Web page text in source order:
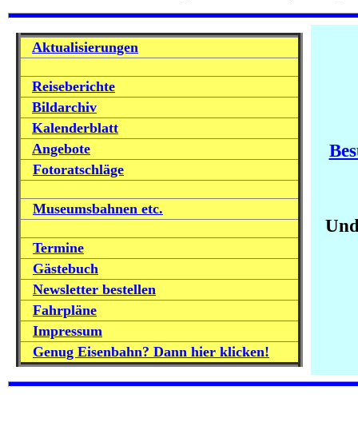
Aktualisierungen
Reiseberichte
Bildarchiv
Kalenderblatt
Angebote
Fotoratschläge
Museumsbahnen etc.
Termine
Gästebuch
Newsletter bestellen
Fahrpläne
Impressum
Genug Eisenbahn? Dann hier klicken!